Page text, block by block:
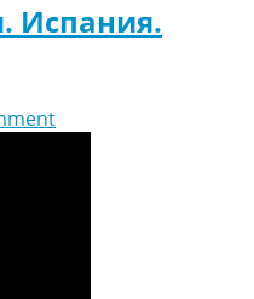
Испания.